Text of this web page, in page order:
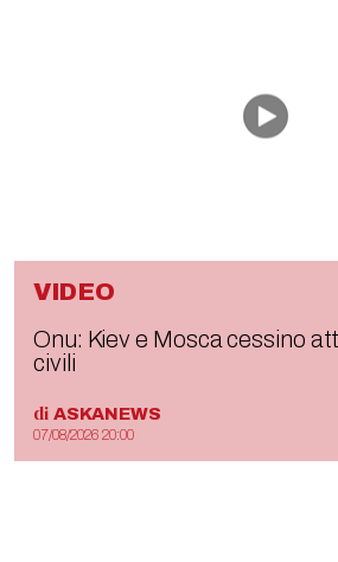
VIDEO
Onu: Kiev e Mosca cessino
civili
di ASKANEWS
07/08/2026 20:00